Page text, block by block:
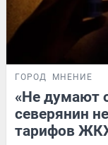
ГОРОД МНЕНИЕ
«Не думают
северянин
тарифов